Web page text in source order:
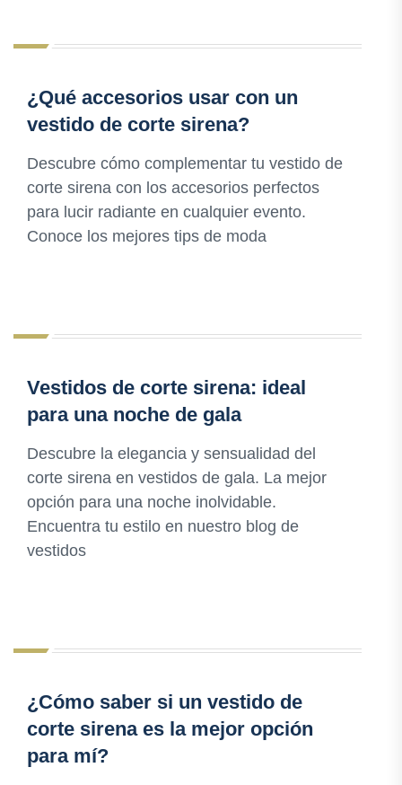
¿Qué accesorios usar con un
vestido de corte sirena?
Descubre cómo complementar tu vestido de
corte sirena con los accesorios perfectos
para lucir radiante en cualquier evento.
Conoce los mejores tips de moda
Vestidos de corte sirena: ideal
para una noche de gala
Descubre la elegancia y sensualidad del
corte sirena en vestidos de gala. La mejor
opción para una noche inolvidable.
Encuentra tu estilo en nuestro blog de
vestidos
¿Cómo saber si un vestido de
corte sirena es la mejor opción
para mí?